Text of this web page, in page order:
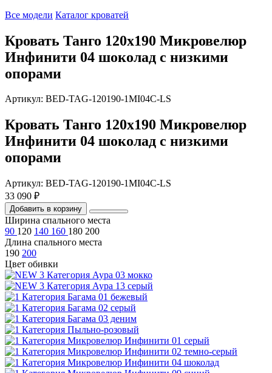
Все модели Каталог кроватей
Кровать Танго 120х190 Микровелюр
Инфинити 04 шоколад с низкими
опорами
Артикул: BED-TAG-120190-1MI04C-LS
Кровать Танго 120х190 Микровелюр
Инфинити 04 шоколад с низкими
опорами
Артикул: BED-TAG-120190-1MI04C-LS
33 090 ₽
Добавить в корзину
Ширина спального места
90 120 140 160 180 200
Длина спального места
190 200
Цвет обивки